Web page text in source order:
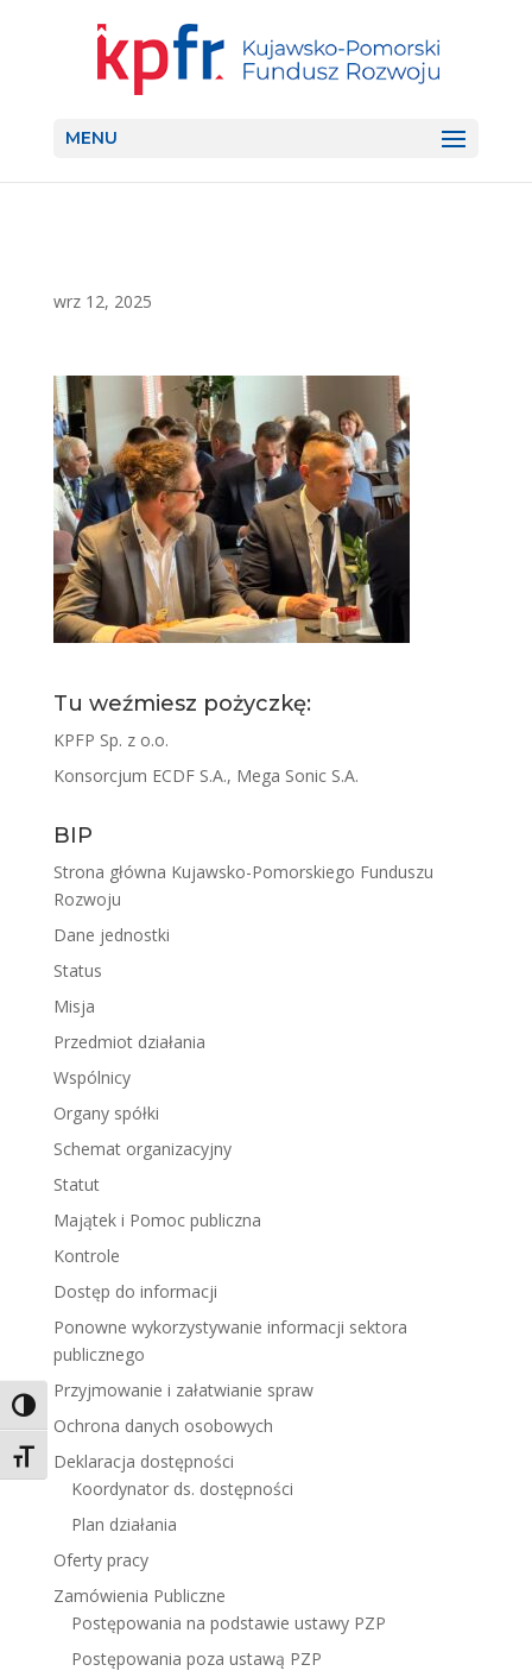
Toggle High Contrast
Toggle Font size
MENU
wrz 12, 2025
Tu weźmiesz pożyczkę:
KPFP Sp. z o.o.
Konsorcjum ECDF S.A., Mega Sonic S.A.
BIP
Strona główna Kujawsko-Pomorskiego Funduszu
Rozwoju
Dane jednostki
Status
Misja
Przedmiot działania
Wspólnicy
Organy spółki
Schemat organizacyjny
Statut
Majątek i Pomoc publiczna
Kontrole
Dostęp do informacji
Ponowne wykorzystywanie informacji sektora
publicznego
Przyjmowanie i załatwianie spraw
Ochrona danych osobowych
Deklaracja dostępności
Koordynator ds. dostępności
Plan działania
Oferty pracy
Zamówienia Publiczne
Postępowania na podstawie ustawy PZP
Postępowania poza ustawą PZP